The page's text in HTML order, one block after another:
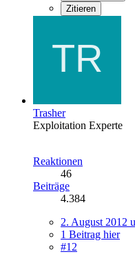
Zitieren
Trasher
Exploitation Experte
Reaktionen
46
Beiträge
4.384
2. August 2012
1 Beitrag hier
#12